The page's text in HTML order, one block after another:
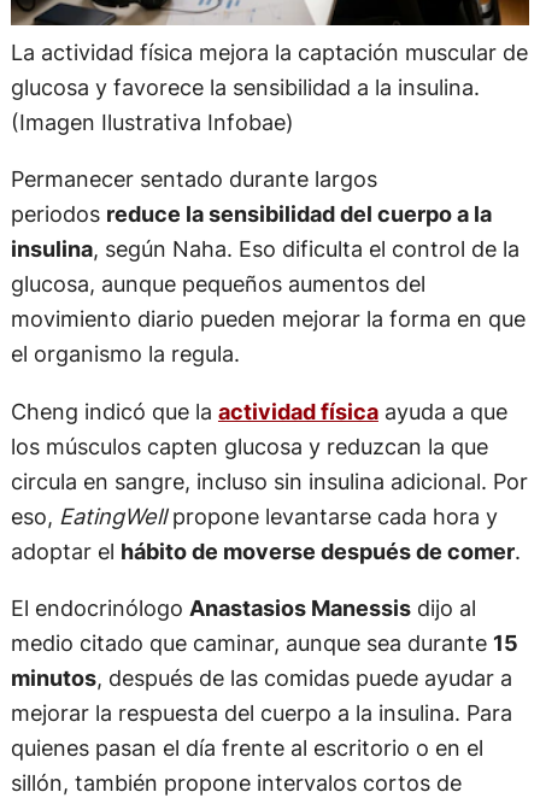
La actividad física mejora la captación muscular de
glucosa y favorece la sensibilidad a la insulina.
(Imagen Ilustrativa Infobae)
Permanecer sentado durante largos
periodos reduce la sensibilidad del cuerpo a la
insulina, según Naha. Eso dificulta el control de la
glucosa, aunque pequeños aumentos del
movimiento diario pueden mejorar la forma en que
el organismo la regula.
Cheng indicó que la actividad físicaayuda a que
los músculos capten glucosa y reduzcan la que
circula en sangre, incluso sin insulina adicional. Por
eso, EatingWellpropone levantarse cada hora y
adoptar el hábito de moverse después de comer.
El endocrinólogo Anastasios Manessisdijo al
medio citado que caminar, aunque sea durante 15
minutos, después de las comidas puede ayudar a
mejorar la respuesta del cuerpo a la insulina. Para
quienes pasan el día frente al escritorio o en el
sillón, también propone intervalos cortos de